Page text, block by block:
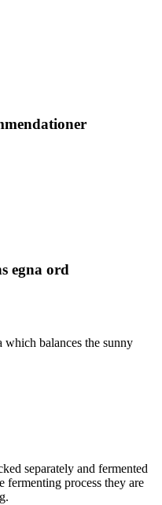
egna ord
which balances the sunny
separately and fermented
fermenting process they are